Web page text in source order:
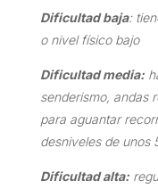
Dificultad baja:
o nivel físico bajo
Dificultad media:
senderismo, andas
para aguantar
desniveles de unos
Dificultad alta: